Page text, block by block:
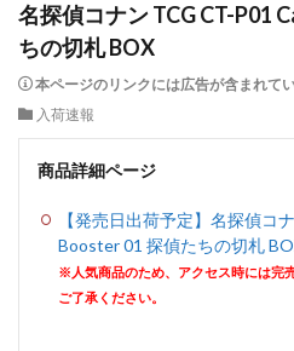
名探偵コナン TCG CT-P01
ちの切札 BOX
本ページのリンクには広告が含まれてい
入荷速報
商品詳細ページ
【発売日出荷予定】名探偵コ
Booster 01 探偵たちの切札
※人気商品のため、アクセス時には完
ご了承ください。